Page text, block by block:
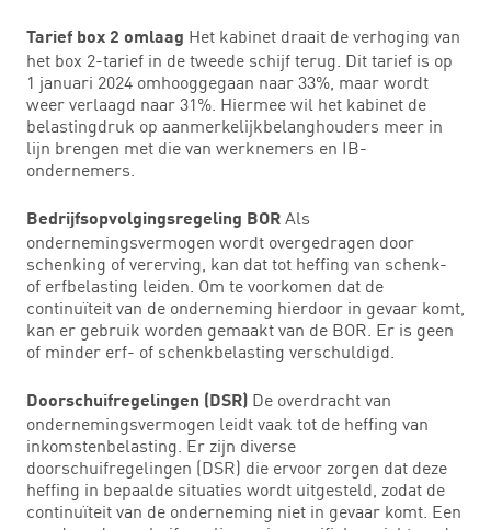
Tarief box 2 omlaag Het kabinet draait de verhoging van
het box 2-tarief in de tweede schijf terug. Dit tarief is op
1 januari 2024 omhooggegaan naar 33%, maar wordt
weer verlaagd naar 31%. Hiermee wil het kabinet de
belastingdruk op aanmerkelijkbelanghouders meer in
lijn brengen met die van werknemers en IB-
ondernemers.
Bedrijfsopvolgingsregeling BOR Als
ondernemingsvermogen wordt overgedragen door
schenking of vererving, kan dat tot heffing van schenk-
of erfbelasting leiden. Om te voorkomen dat de
continuïteit van de onderneming hierdoor in gevaar komt,
kan er gebruik worden gemaakt van de BOR. Er is geen
of minder erf- of schenkbelasting verschuldigd.
Doorschuifregelingen (DSR) De overdracht van
ondernemingsvermogen leidt vaak tot de heffing van
inkomstenbelasting. Er zijn diverse
doorschuifregelingen (DSR) die ervoor zorgen dat deze
heffing in bepaalde situaties wordt uitgesteld, zodat de
continuïteit van de onderneming niet in gevaar komt. Een